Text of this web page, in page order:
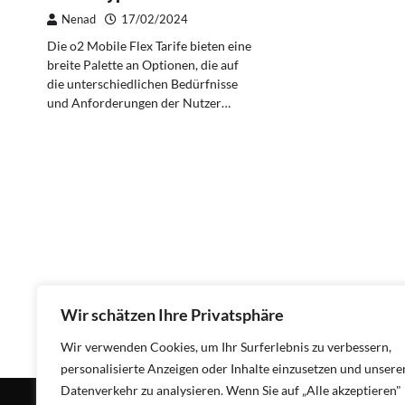
Wir schätzen Ihre Privatsphäre
Wir verwenden Cookies, um Ihr Surferlebnis zu verbessern,
personalisierte Anzeigen oder Inhalte einzusetzen und
Datenverkehr zu analysieren. Wenn Sie auf „Alle akzeptieren"
Nenad 17/02/2024
Die o2 Mobile Flex Tarife bieten eine
breite Palette an Optionen, die auf
die unterschiedlichen Bedürfnisse
und Anforderungen der Nutzer…